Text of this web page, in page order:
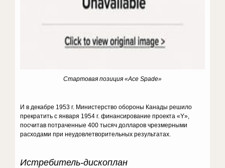
Стартовая позиция «Ace Spade»
И в декабре 1953 г. Министерство обороны Канады решило
прекратить с января 1954 г. финансирование проекта «Y»,
посчитав потраченные 400 тысяч долларов чрезмерными
расходами при неудовлетворительных результатах.
Истребитель-дископлан